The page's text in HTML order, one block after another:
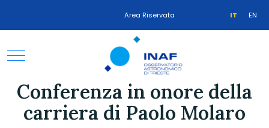
Area Riservata IT EN
Conferenza in onore della
carriera di Paolo Molaro